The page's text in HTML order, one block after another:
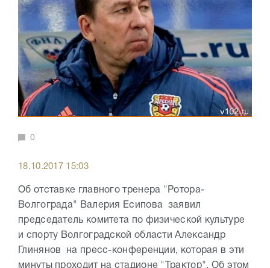
0
18.10.2017 15:03
Об отставке главного тренера "Ротора-
Волгограда" Валерия Есипова заявил
председатель комитета по физической культуре
и спорту Волгоградской области Александр
Глинянов на пресс-конференции, которая в эти
минуты проходит на стадионе "Трактор". Об этом